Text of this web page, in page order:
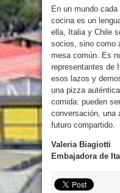
En un mundo
cocina es un
ella, Italia y Chile
socios, sino como
mesa común. Es
representantes de
esos lazos y
una pizza
comida: pueden
conversación, una
futuro compartido.
Valeria Biagiotti
Embajadora de